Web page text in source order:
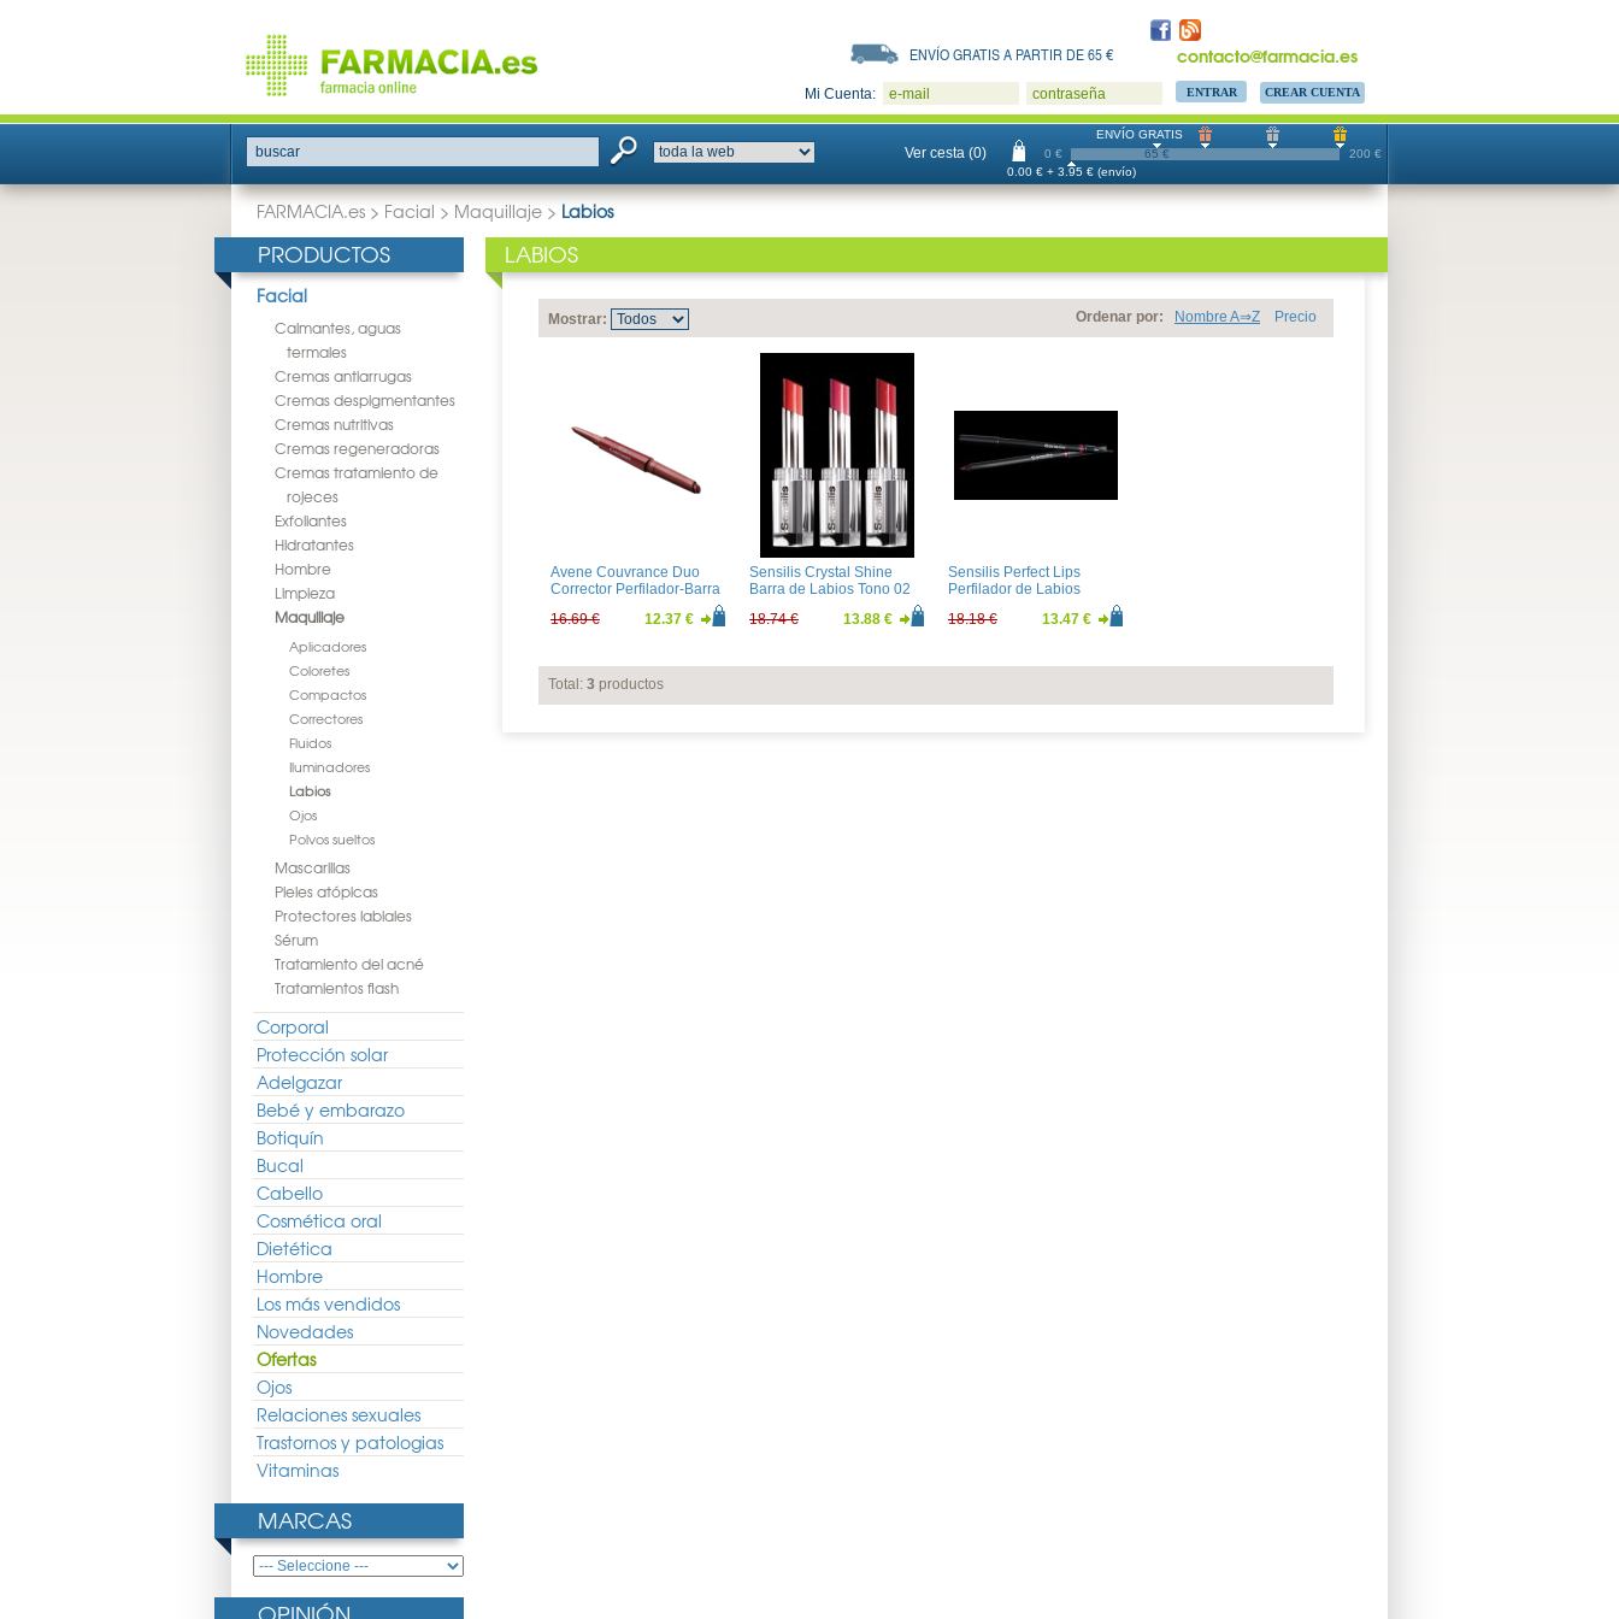
contacto@farmacia.es
ENVÍO GRATIS A PARTIR DE 65 €
Mi Cuenta: e-mail contraseña CREAR CUENTA
buscar Ver cesta (0) 0 € 200 €
ENVÍO GRATIS
65 €
0.00 € + 3.95 € (envío)
FARMACIA.es > Facial > Maquillaje > Labios
PRODUCTOS
Facial
Calmantes, aguas
termales
Cremas antiarrugas
Cremas despigmentantes
Cremas nutritivas
Cremas regeneradoras
Cremas tratamiento de
rojeces
Exfoliantes
Hidratantes
Hombre
Limpieza
Maquillaje
Aplicadores
Coloretes
Compactos
Correctores
Fluidos
Iluminadores
Labios
Ojos
Polvos sueltos
Mascarillas
Pieles atópicas
Protectores labiales
Sérum
Tratamiento del acné
Tratamientos flash
Corporal
Protección solar
Adelgazar
Bebé y embarazo
Botiquín
Bucal
Cabello
Cosmética oral
Dietética
Hombre
Los más vendidos
Novedades
Ofertas
Ojos
Relaciones sexuales
Trastornos y patologias
Vitaminas
MARCAS
LABIOS
Mostrar: Ordenar por: Nombre A⇒Z Precio
Avene Couvrance Duo
Corrector Perfilador-Barra
16.69 € 12.37 €
Sensilis Crystal Shine
Barra de Labios Tono 02
18.74 €
13.88 €
Sensilis Perfect Lips
Perfilador de Labios
18.18 €
13.47 €
Total: 3 productos